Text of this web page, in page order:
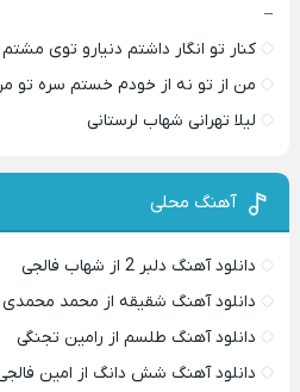
–
کنار تو انگار داشتم دنیارو توی
من از تو نه از خودم خستم سره تو
لیلا تهرانی شهاب لرستانی
آهنگ محلی
دانلود آهنگ دلبر 2 از شهاب فالجی
دانلود آهنگ شقیقه از محمد محمدی
دانلود آهنگ طلسم از رامین تجنگی
دانلود آهنگ شش دانگ از امین